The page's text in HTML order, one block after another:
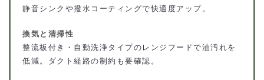
静音シンクや撥水コーティングで快適度アップ。
換気と清掃性
整流板付き・自動洗浄タイプのレンジフードで油汚れを
低減。ダクト経路の制約も要確認。